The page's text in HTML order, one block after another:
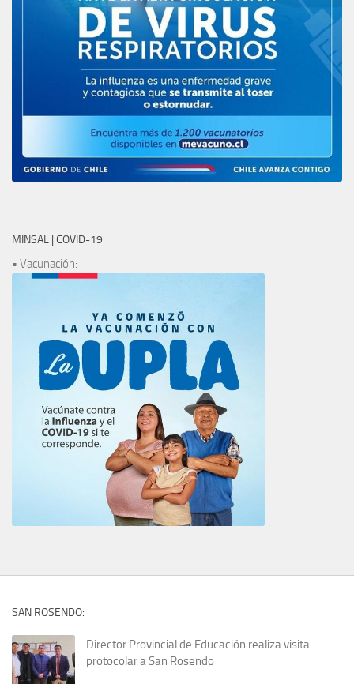
MINSAL | COVID-19
• Vacunación:
SAN ROSENDO:
Director Provincial de Educación realiza visita
protocolar a San Rosendo